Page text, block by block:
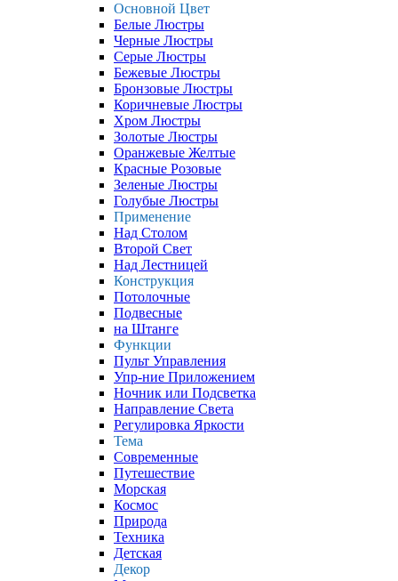
Основной Цвет
Белые Люстры
Черные Люстры
Серые Люстры
Бежевые Люстры
Бронзовые Люстры
Коричневые Люстры
Хром Люстры
Золотые Люстры
Оранжевые Желтые
Красные Розовые
Зеленые Люстры
Голубые Люстры
Применение
Над Столом
Второй Свет
Над Лестницей
Конструкция
Потолочные
Подвесные
на Штанге
Функции
Пульт Управления
Упр-ние Приложением
Ночник или Подсветка
Направление Света
Регулировка Яркости
Тема
Современные
Путешествие
Морская
Космос
Природа
Техника
Детская
Декор